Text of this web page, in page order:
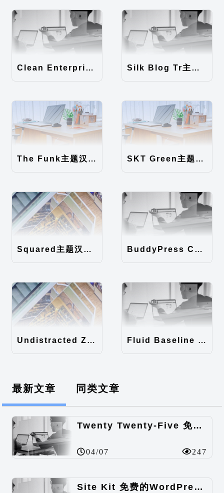
Clean Enterprise主题汉化包 Silk Blog Tr主题汉化包
The Funk主题汉化包 SKT Green主题汉化包
Squared主题汉化包 BuddyPress Colours主题汉化包
Undistracted Zen主题汉化包 Fluid Baseline Grid主题汉化包
最新文章 同类文章
Twenty Twenty-Five 免费的WordPress内容主题
04/07 247
Site Kit 免费的WordPress数据统计插件